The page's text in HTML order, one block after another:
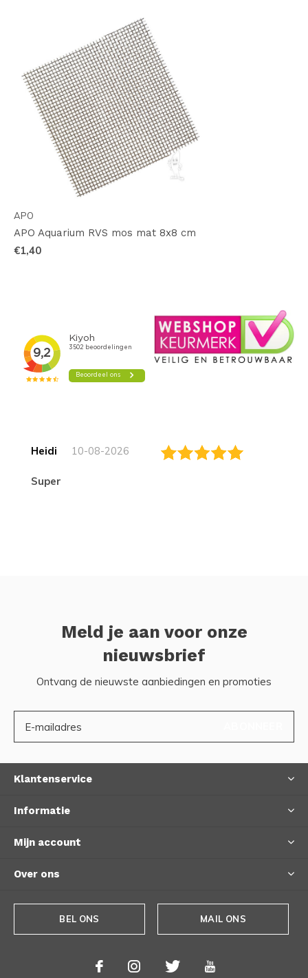
APO
APO Aquarium RVS mos mat 8x8 cm
€1,40
Heidi 10-08-2026
Super
Meld je aan voor onze
nieuwsbrief
Ontvang de nieuwste aanbiedingen en promoties
Klantenservice
Informatie
Mijn account
Over ons
BEL ONS MAIL ONS